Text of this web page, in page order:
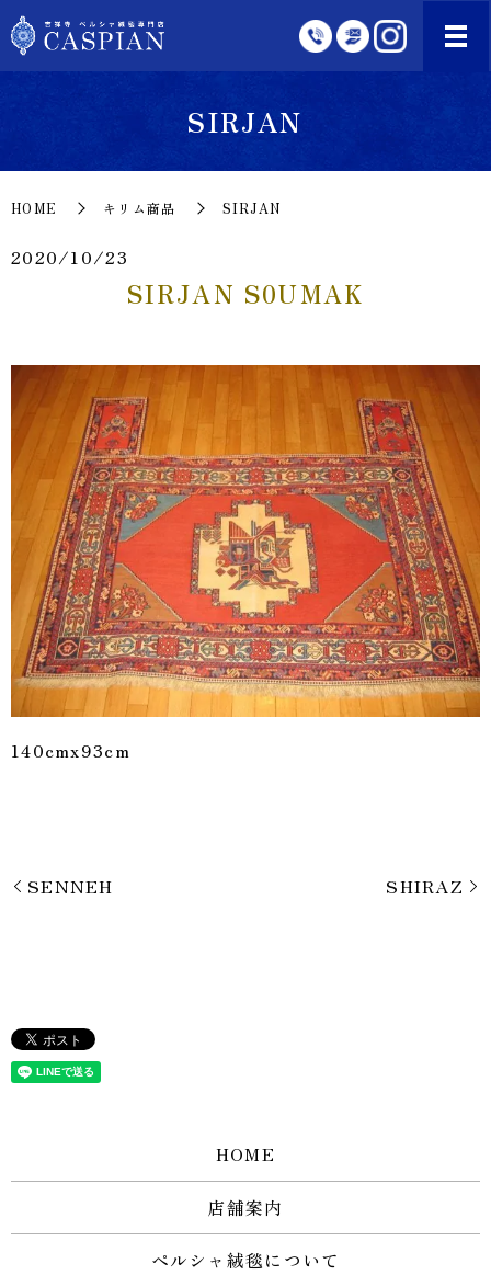
SIRJAN
HOME キリム商品 SIRJAN
2020/10/23
SIRJAN S0UMAK
140cmx93cm
SENNEH SHIRAZ
HOME
店舗案内
ペルシャ絨毯について